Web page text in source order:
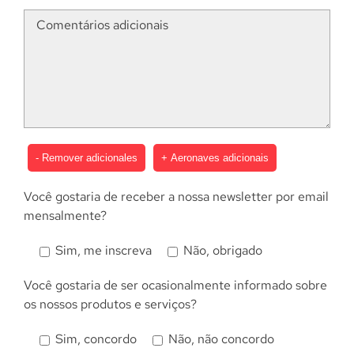
- Remover adicionales + Aeronaves adicionais
Você gostaria de receber a nossa newsletter por email
mensalmente?
Sim, me inscreva Não, obrigado
Você gostaria de ser ocasionalmente informado sobre
os nossos produtos e serviços?
Sim, concordo Não, não concordo